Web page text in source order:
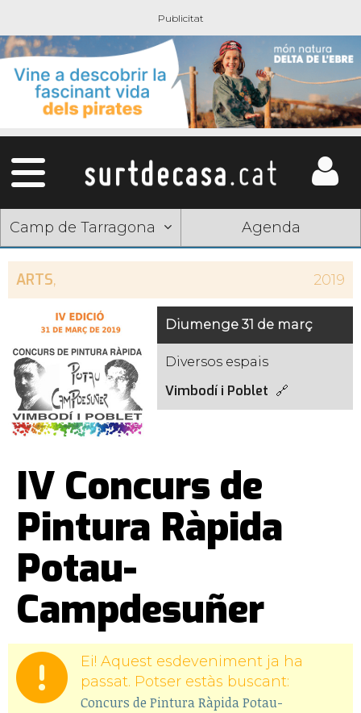
Camp de Tarragona Agenda
ARTS, 2019
Diumenge 31 de març
Diversos espais
Vimbodí i Poblet
IV Concurs de
Pintura Ràpida
Potau-
Campdesuñer
Ei! Aquest esdeveniment ja ha
passat. Potser estàs buscant:
Concurs de Pintura Ràpida Potau-